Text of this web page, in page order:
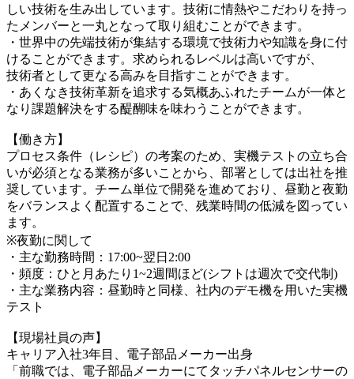
しい技術を生み出しています。技術に情熱やこだわりを持っ
たメンバーと一丸となって取り組むことができます。
・世界中の先端技術が集結する環境で技術力や知識を身に付
けることができます。求められるレベルは高いですが、
技術者として更なる高みを目指すことができます。
・あくなき技術革新を追求する気概あふれたチームが一体と
なり課題解決をする醍醐味を味わうことができます。
【働き方】
プロセス条件（レシピ）の考案のため、実機テストの立ち合
いが必須となる業務が多いことから、部署としては出社を推
奨しています。チーム単位で開発を進めており、昼勤と夜勤
をバランスよく配置することで、残業時間の低減を図ってい
ます。
※夜勤に関して
・主な勤務時間：17:00~翌日2:00
・頻度：ひと月あたり1~2週間ほど(シフトは週次で交代制)
・主な業務内容：昼勤時と同様、社内のデモ機を用いた実機
テスト
【現場社員の声】
キャリア入社3年目、電子部品メーカー出身
「前職では、電子部品メーカーにてタッチパネルセンサーの